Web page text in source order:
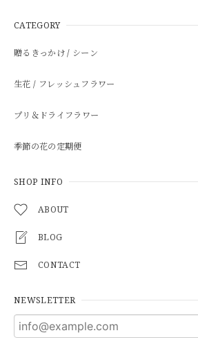
CATEGORY
贈るきっかけ / シーン
生花 / フレッシュフラワー
プリ＆ドライフラワー
季節の花の定期便
SHOP INFO
ABOUT
BLOG
CONTACT
NEWSLETTER